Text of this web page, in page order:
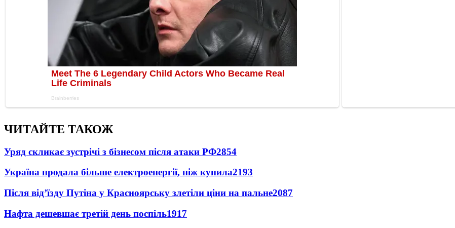
ЧИТАЙТЕ ТАКОЖ
Уряд скликає зустрічі з бізнесом після атаки РФ2854
Україна продала більше електроенергії, ніж купила2193
Після від’їзду Путіна у Красноярську злетіли ціни на пальне2087
Нафта дешевшає третій день поспіль1917